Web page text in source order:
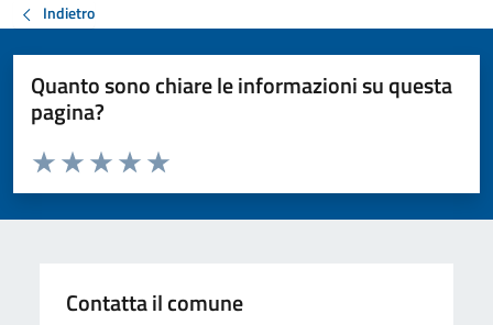
Indietro
Quanto sono chiare le informazioni su questa
pagina?
Valuta da 1 a 5 stelle la pagina
Valuta 5 stelle su 5
Valuta 4 stelle su 5
Valuta 3 stelle su 5
Valuta 2 stelle su 5
Valuta 1 stelle su 5
Contatta il comune